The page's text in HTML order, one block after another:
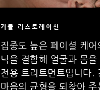
커플 리스토레이션
집중도 높은 페이셜 케
닉을 결합해 얼굴과 몸
전용 트리트먼트입니다.
마음의 균형을 되찾아